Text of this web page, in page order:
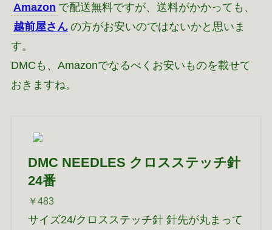
Amazon で配送無料ですが、送料がかかっても、
越前屋さん の方がお安いのではないかと思いま
す。
DMCも、Amazonでなるべくお安いものを載せて
おきますね。
DMC NEEDLES クロスステッチ針
24番
￥483
サイズ24/クロスステッチ針 針先が丸まって